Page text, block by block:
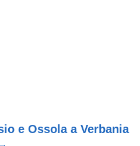
e Ossola a Verbania